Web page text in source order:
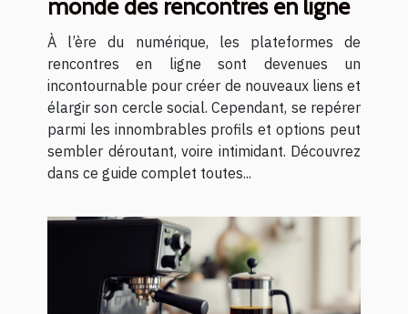
monde des rencontres en ligne
À l’ère du numérique, les plateformes de
rencontres en ligne sont devenues un
incontournable pour créer de nouveaux liens et
élargir son cercle social. Cependant, se repérer
parmi les innombrables profils et options peut
sembler déroutant, voire intimidant. Découvrez
dans ce guide complet toutes...